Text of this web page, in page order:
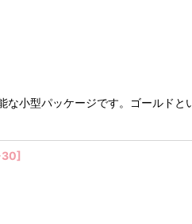
小型パッケージです。ゴールド
30]